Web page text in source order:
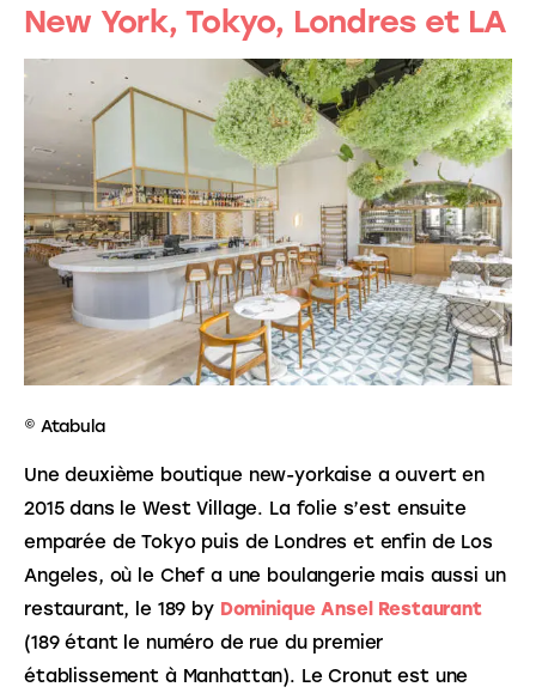
New York, Tokyo, Londres et LA
© Atabula
Une deuxième boutique new-yorkaise a ouvert en
2015 dans le West Village. La folie s’est ensuite
emparée de Tokyo puis de Londres et enfin de Los
Angeles, où le Chef a une boulangerie mais aussi un
restaurant, le 189 by Dominique Ansel Restaurant
(189 étant le numéro de rue du premier
établissement à Manhattan). Le Cronut est une